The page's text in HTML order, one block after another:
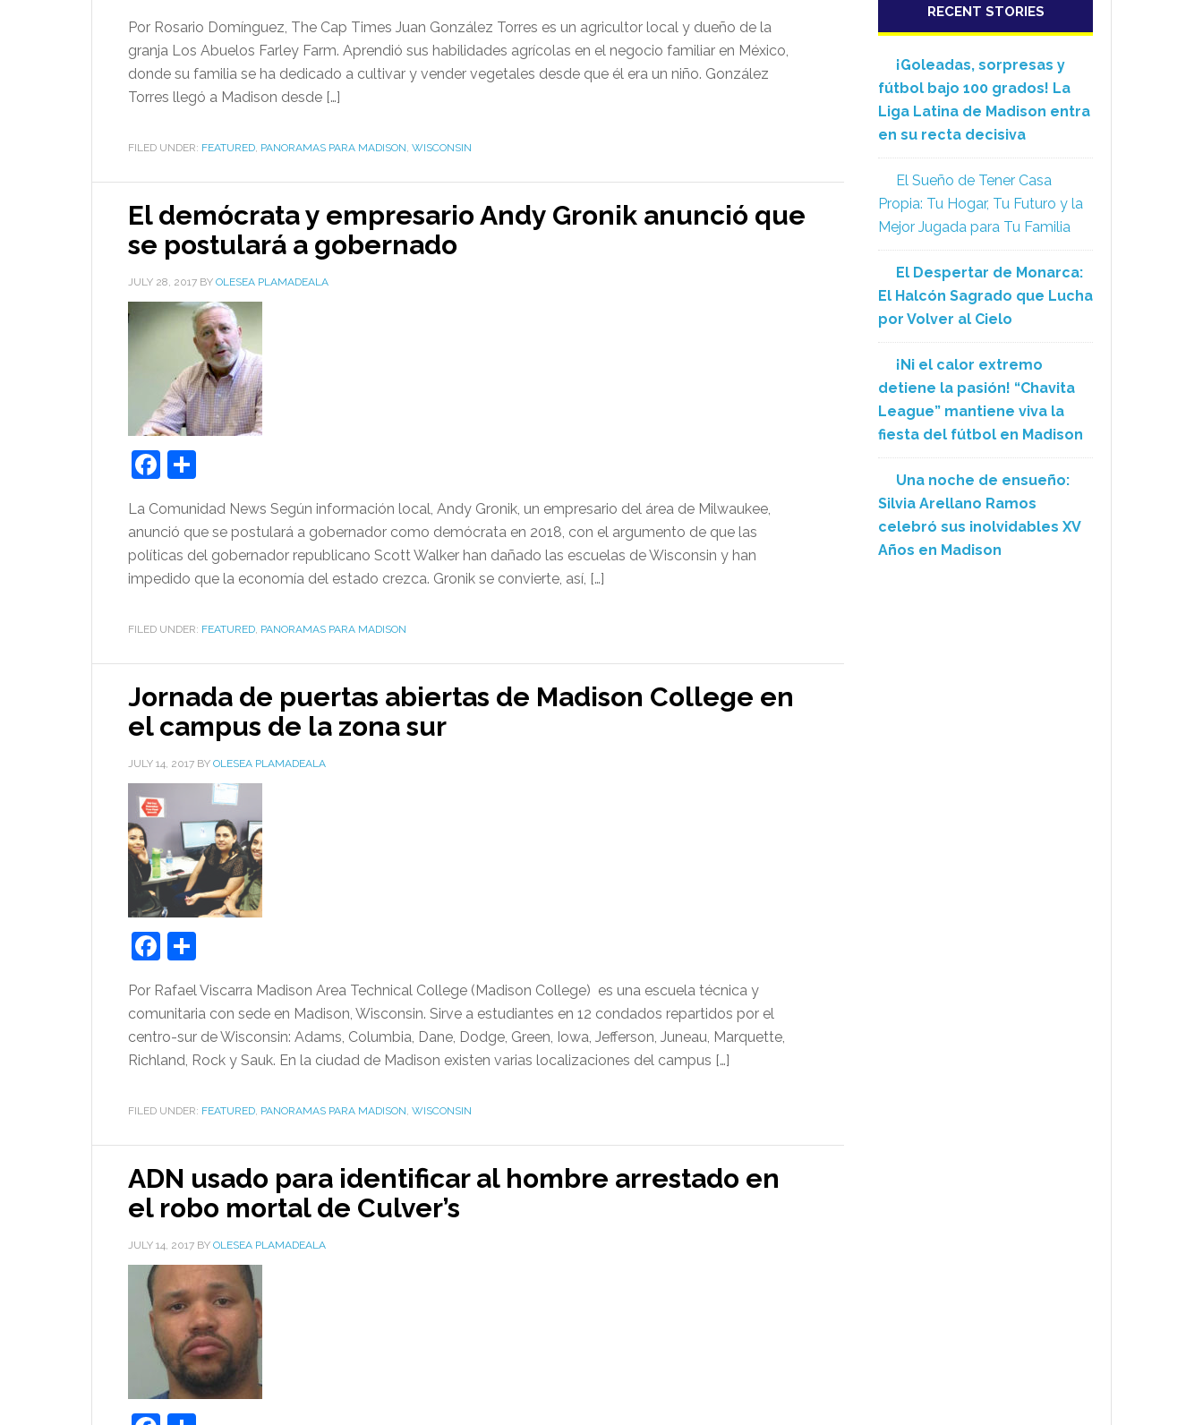
Por Rosario Domínguez, The Cap Times Juan González Torres es un agricultor local y dueño de la
granja Los Abuelos Farley Farm. Aprendió sus habilidades agrícolas en el negocio familiar en México,
donde su familia se ha dedicado a cultivar y vender vegetales desde que él era un niño. González
Torres llegó a Madison desde […]
FILED UNDER: FEATURED, PANORAMAS PARA MADISON, WISCONSIN
El demócrata y empresario Andy Gronik anunció que
se postulará a gobernado
JULY 28, 2017 BY OLESEA PLAMADEALA
Facebook
La Comunidad News Según información local, Andy Gronik, un empresario del área de Milwaukee,
anunció que se postulará a gobernador como demócrata en 2018, con el argumento de que las
políticas del gobernador republicano Scott Walker han dañado las escuelas de Wisconsin y han
impedido que la economía del estado crezca. Gronik se convierte, así, […]
FILED UNDER: FEATURED, PANORAMAS PARA MADISON
Jornada de puertas abiertas de Madison College en
el campus de la zona sur
JULY 14, 2017 BY OLESEA PLAMADEALA
Facebook
Por Rafael Viscarra Madison Area Technical College (Madison College) es una escuela técnica y
comunitaria con sede en Madison, Wisconsin. Sirve a estudiantes en 12 condados repartidos por el
centro-sur de Wisconsin: Adams, Columbia, Dane, Dodge, Green, Iowa, Jefferson, Juneau, Marquette,
Richland, Rock y Sauk. En la ciudad de Madison existen varias localizaciones del campus […]
FILED UNDER: FEATURED, PANORAMAS PARA MADISON, WISCONSIN
ADN usado para identificar al hombre arrestado en
el robo mortal de Culver’s
JULY 14, 2017 BY OLESEA PLAMADEALA
RECENT STORIES
¡Goleadas, sorpresas y
fútbol bajo 100 grados! La
Liga Latina de Madison entra
en su recta decisiva
El Sueño de Tener Casa
Propia: Tu Hogar, Tu Futuro y la
Mejor Jugada para Tu Familia
El Despertar de Monarca:
El Halcón Sagrado que Lucha
por Volver al Cielo
¡Ni el calor extremo
detiene la pasión! “Chavita
League” mantiene viva la
fiesta del fútbol en Madison
Una noche de ensueño:
Silvia Arellano Ramos
celebró sus inolvidables XV
Años en Madison